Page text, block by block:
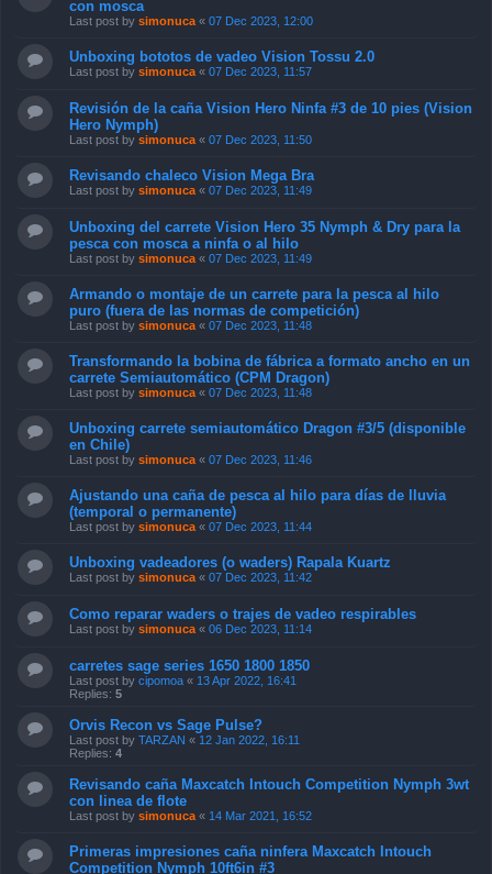
con mosca
Last post by simonuca « 07 Dec 2023, 12:00
Unboxing bototos de vadeo Vision Tossu 2.0
Last post by simonuca « 07 Dec 2023, 11:57
Revisión de la caña Vision Hero Ninfa #3 de 10 pies (Vision
Hero Nymph)
Last post by simonuca « 07 Dec 2023, 11:50
Revisando chaleco Vision Mega Bra
Last post by simonuca « 07 Dec 2023, 11:49
Unboxing del carrete Vision Hero 35 Nymph & Dry para la
pesca con mosca a ninfa o al hilo
Last post by simonuca « 07 Dec 2023, 11:49
Armando o montaje de un carrete para la pesca al hilo
puro (fuera de las normas de competición)
Last post by simonuca « 07 Dec 2023, 11:48
Transformando la bobina de fábrica a formato ancho en un
carrete Semiautomático (CPM Dragon)
Last post by simonuca « 07 Dec 2023, 11:48
Unboxing carrete semiautomático Dragon #3/5 (disponible
en Chile)
Last post by simonuca « 07 Dec 2023, 11:46
Ajustando una caña de pesca al hilo para días de lluvia
(temporal o permanente)
Last post by simonuca « 07 Dec 2023, 11:44
Unboxing vadeadores (o waders) Rapala Kuartz
Last post by simonuca « 07 Dec 2023, 11:42
Como reparar waders o trajes de vadeo respirables
Last post by simonuca « 06 Dec 2023, 11:14
carretes sage series 1650 1800 1850
Last post by cipomoa « 13 Apr 2022, 16:41
Replies: 5
Orvis Recon vs Sage Pulse?
Last post by TARZAN « 12 Jan 2022, 16:11
Replies: 4
Revisando caña Maxcatch Intouch Competition Nymph 3wt
con linea de flote
Last post by simonuca « 14 Mar 2021, 16:52
Primeras impresiones caña ninfera Maxcatch Intouch
Competition Nymph 10ft6in #3